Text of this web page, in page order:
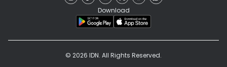
Download
© 2026 IDN. All Rights Reserved.